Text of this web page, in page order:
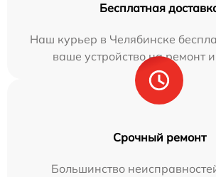
Бесплатная
Наш курьер в Челябинске
ваше устройство на ремонт
Срочный ремонт
Большинство